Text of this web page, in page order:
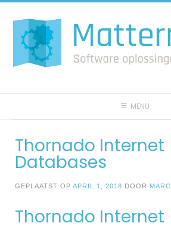
naar
inhoud
MENU
Thornado Internet
Databases
GEPLAATST OP APRIL 1, 2018 DOOR MARC
Thornado Internet